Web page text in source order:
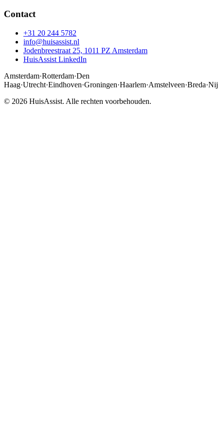
Contact
+31 20 244 5782
info@huisassist.nl
Jodenbreestraat 25, 1011 PZ Amsterdam
HuisAssist LinkedIn
Amsterdam·Rotterdam·Den
Haag·Utrecht·Eindhoven·Groningen·Haarlem·Amstelveen·Breda·
© 2026 HuisAssist. Alle rechten voorbehouden.